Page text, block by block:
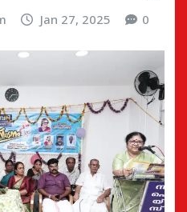
Jan 27, 2025 0